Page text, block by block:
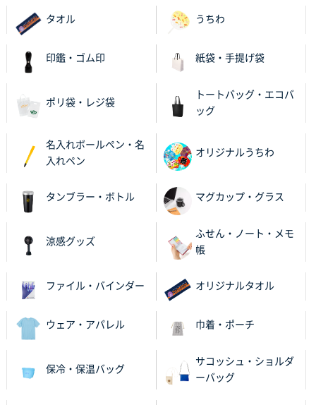
タオル うちわ
印鑑・ゴム印 紙袋・手提げ袋
ポリ袋・レジ袋
トートバッグ・エコバ
ッグ
名入れボールペン・名
入れペン
オリジナルうちわ
タンブラー・ボトル マグカップ・グラス
涼感グッズ
ふせん・ノート・メモ
帳
ファイル・バインダー オリジナルタオル
ウェア・アパレル 巾着・ポーチ
保冷・保温バッグ
サコッシュ・ショルダ
ーバッグ